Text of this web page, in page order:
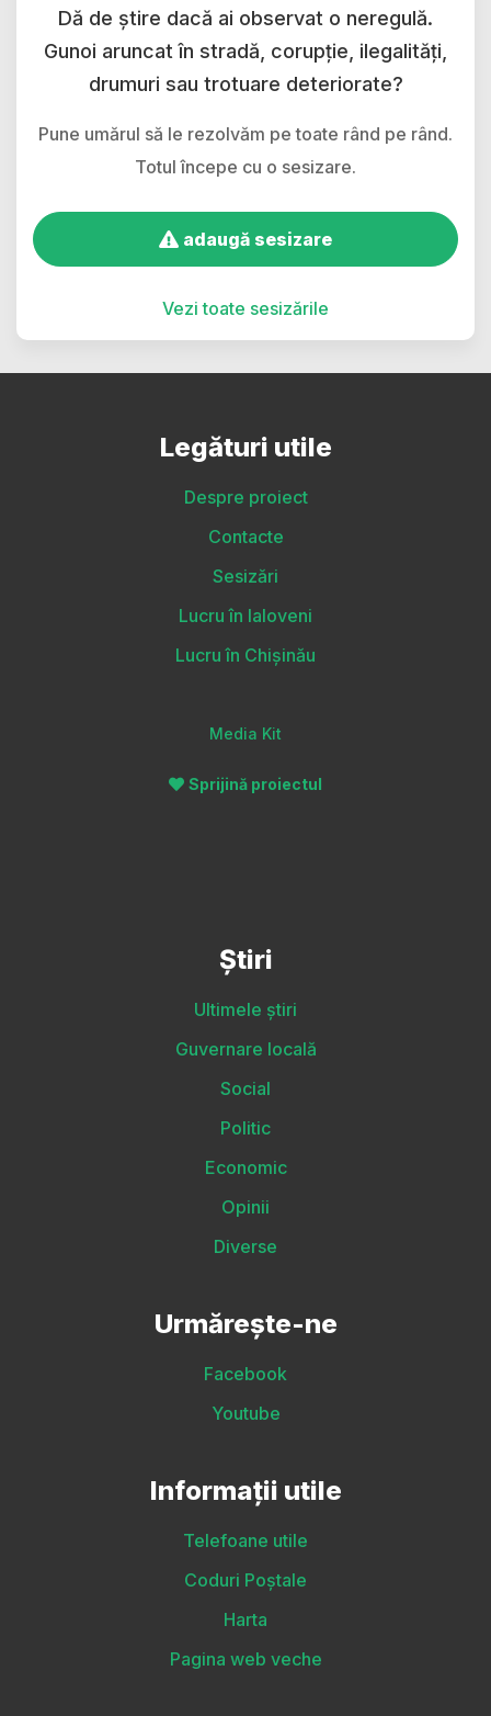
Dă de știre dacă ai observat o neregulă.
Gunoi aruncat în stradă, corupție, ilegalități,
drumuri sau trotuare deteriorate?
Pune umărul să le rezolvăm pe toate rând pe rând.
Totul începe cu o sesizare.
adaugă sesizare
Vezi toate sesizările
Legături utile
Despre proiect
Contacte
Sesizări
Lucru în Ialoveni
Lucru în Chișinău
Media Kit
Sprijină proiectul
Știri
Ultimele știri
Guvernare locală
Social
Politic
Economic
Opinii
Diverse
Urmărește-ne
Facebook
Youtube
Informații utile
Telefoane utile
Coduri Poștale
Harta
Pagina web veche